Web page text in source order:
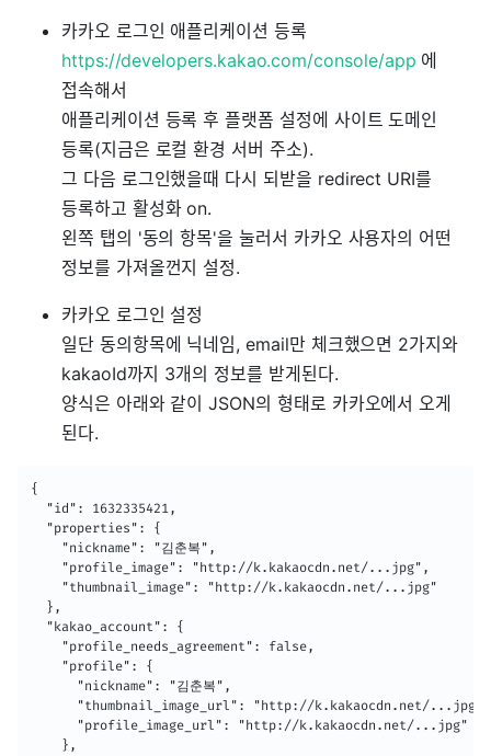
카카오 로그인 애플리케이션 등록
https://developers.kakao.com/console/app 에
접속해서
애플리케이션 등록 후 플랫폼 설정에 사이트 도메인
등록(지금은 로컬 환경 서버 주소).
그 다음 로그인했을때 다시 되받을 redirect URI를
등록하고 활성화 on.
왼쪽 탭의 '동의 항목'을 눌러서 카카오 사용자의 어떤
정보를 가져올껀지 설정.
카카오 로그인 설정
일단 동의항목에 닉네임, email만 체크했으면 2가지와
kakaoId까지 3개의 정보를 받게된다.
양식은 아래와 같이 JSON의 형태로 카카오에서 오게
된다.
{
  "id": 1632335421,
  "properties": {
    "nickname": "김춘복",
    "profile_image": "http://k.kakaocdn.net/...jpg",
    "thumbnail_image": "http://k.kakaocdn.net/...jpg"
  },
  "kakao_account": {
    "profile_needs_agreement": false,
    "profile": {
      "nickname": "김춘복",
      "thumbnail_image_url": "http://k.kakaocdn.net/...jpg",
      "profile_image_url": "http://k.kakaocdn.net/...jpg"
    },